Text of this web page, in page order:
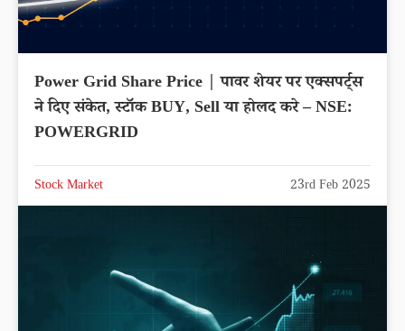
Power Grid Share Price | पावर शेयर पर एक्सपर्ट्स
ने दिए संकेत, स्टॉक BUY, Sell या होलद करे – NSE:
POWERGRID
Stock Market 23rd Feb 2025